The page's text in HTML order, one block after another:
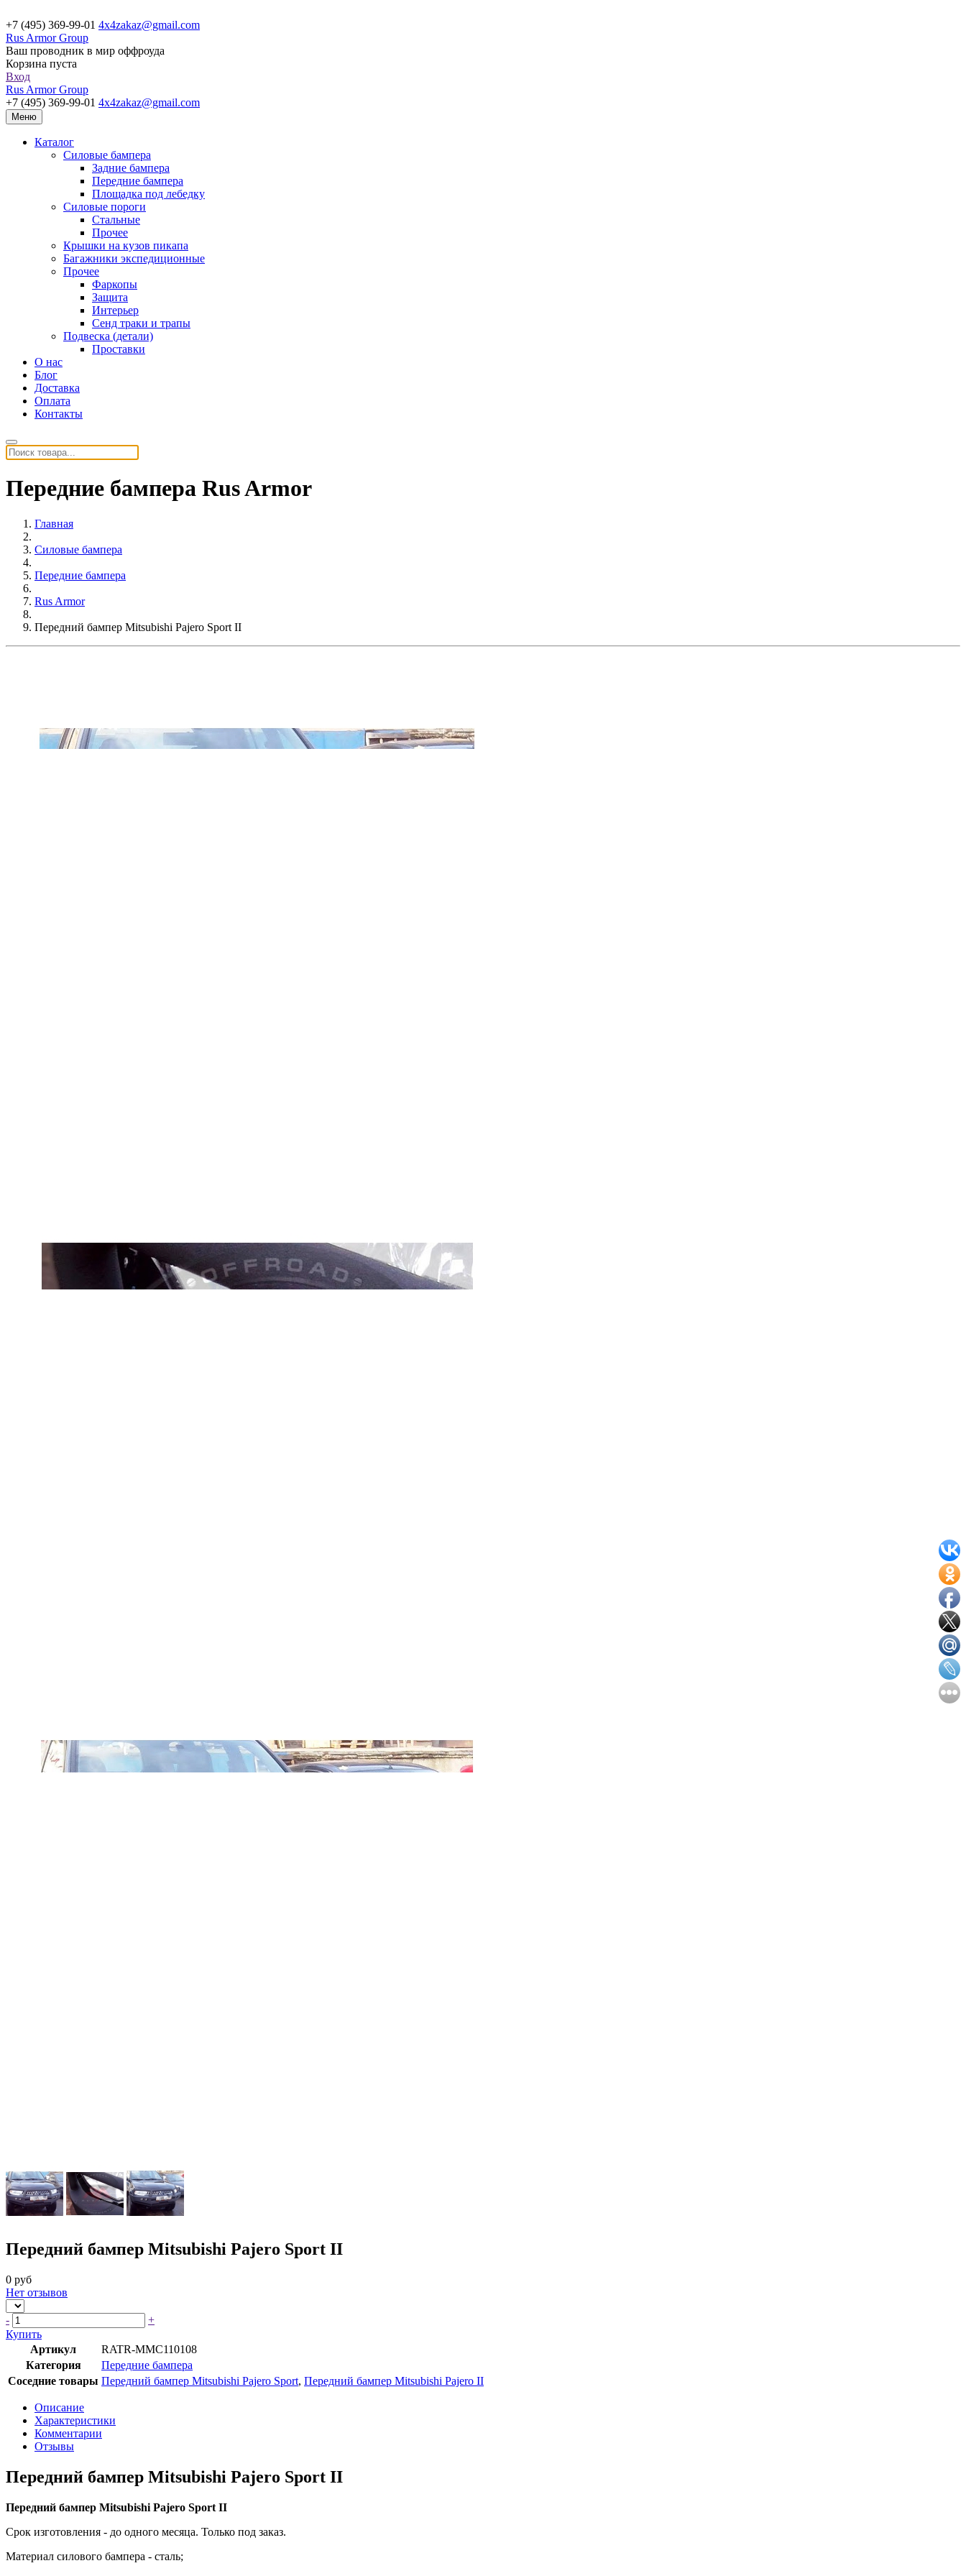
+7 (495) 369-99-01 4x4zakaz@gmail.com
Rus Armor Group
Ваш проводник в мир оффроуда
Корзина пуста
Вход
Rus Armor Group
+7 (495) 369-99-01 4x4zakaz@gmail.com
Меню
Каталог
Силовые бампера
Задние бампера
Передние бампера
Площадка под лебедку
Силовые пороги
Стальные
Прочее
Крышки на кузов пикапа
Багажники экспедиционные
Прочее
Фаркопы
Защита
Интерьер
Сенд траки и трапы
Подвеска (детали)
Проставки
О нас
Блог
Доставка
Оплата
Контакты
Передние бампера Rus Armor
Главная
Силовые бампера
Передние бампера
Rus Armor
Передний бампер Mitsubishi Pajero Sport II
Передний бампер Mitsubishi Pajero Sport II
0 руб
Нет отзывов
-
+
Купить
Артикул
RATR-MMC110108
Категория
Передние бампера
Соседние товары Передний бампер Mitsubishi Pajero Sport, Передний бампер Mitsubishi Pajero II
Описание
Характеристики
Комментарии
Отзывы
Передний бампер Mitsubishi Pajero Sport II
Передний бампер Mitsubishi Pajero Sport II
Срок изготовления - до одного месяца. Только под заказ.
Материал силового бампера - сталь;